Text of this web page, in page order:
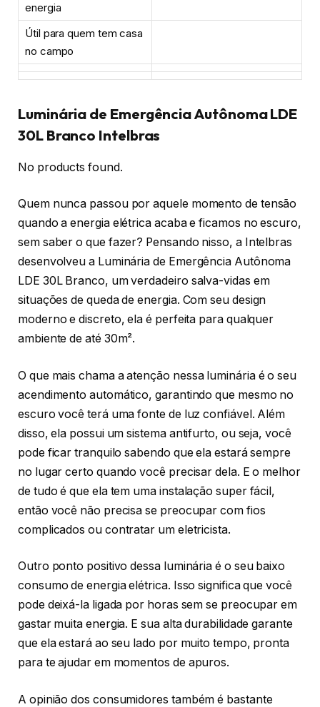
energia
Útil para quem tem casa
no campo
Luminária de Emergência Autônoma LDE
30L Branco Intelbras
No products found.
Quem nunca passou por aquele momento de tensão
quando a energia elétrica acaba e ficamos no escuro,
sem saber o que fazer? Pensando nisso, a Intelbras
desenvolveu a Luminária de Emergência Autônoma
LDE 30L Branco, um verdadeiro salva-vidas em
situações de queda de energia. Com seu design
moderno e discreto, ela é perfeita para qualquer
ambiente de até 30m².
O que mais chama a atenção nessa luminária é o seu
acendimento automático, garantindo que mesmo no
escuro você terá uma fonte de luz confiável. Além
disso, ela possui um sistema antifurto, ou seja, você
pode ficar tranquilo sabendo que ela estará sempre
no lugar certo quando você precisar dela. E o melhor
de tudo é que ela tem uma instalação super fácil,
então você não precisa se preocupar com fios
complicados ou contratar um eletricista.
Outro ponto positivo dessa luminária é o seu baixo
consumo de energia elétrica. Isso significa que você
pode deixá-la ligada por horas sem se preocupar em
gastar muita energia. E sua alta durabilidade garante
que ela estará ao seu lado por muito tempo, pronta
para te ajudar em momentos de apuros.
A opinião dos consumidores também é bastante